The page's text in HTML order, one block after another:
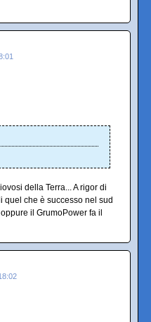
della Terra... A rigor di
quel che è successo nel sud
il GrumoPower fa il